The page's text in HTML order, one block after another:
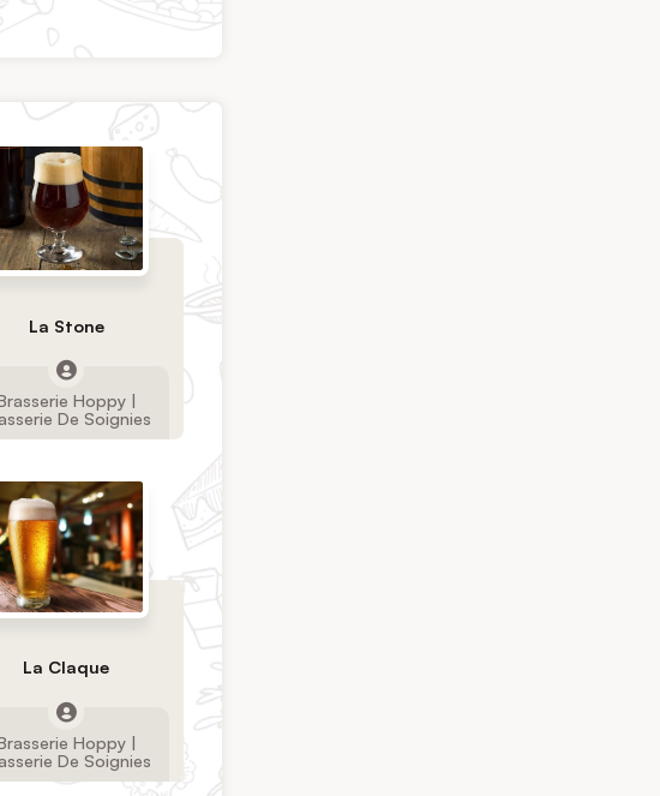
La Stone
Hoppy |
De Soignies
La Claque
Hoppy |
De Soignies